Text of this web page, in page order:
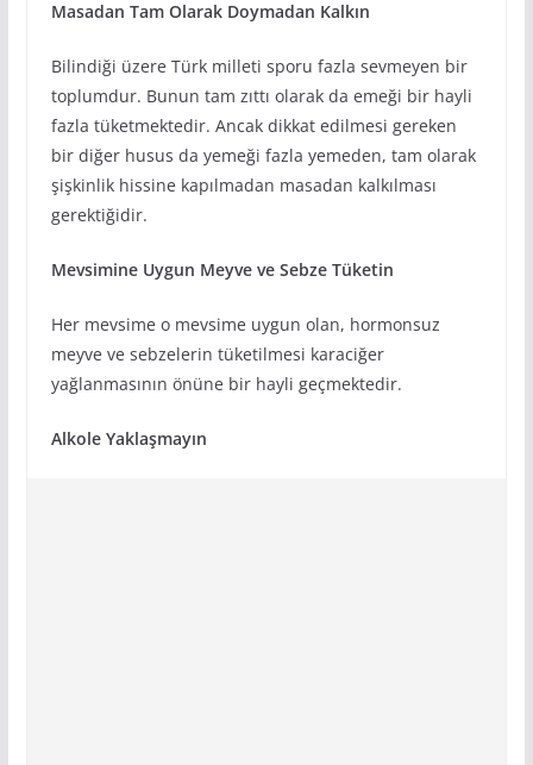
Masadan Tam Olarak Doymadan Kalkın
Bilindiği üzere Türk milleti sporu fazla sevmeyen bir
toplumdur. Bunun tam zıttı olarak da emeği bir hayli
fazla tüketmektedir. Ancak dikkat edilmesi gereken
bir diğer husus da yemeği fazla yemeden, tam olarak
şişkinlik hissine kapılmadan masadan kalkılması
gerektiğidir.
Mevsimine Uygun Meyve ve Sebze Tüketin
Her mevsime o mevsime uygun olan, hormonsuz
meyve ve sebzelerin tüketilmesi karaciğer
yağlanmasının önüne bir hayli geçmektedir.
Alkole Yaklaşmayın